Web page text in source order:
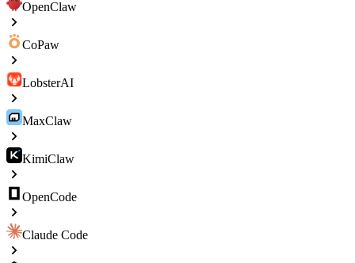
OpenClaw
CoPaw
LobsterAI
MaxClaw
KimiClaw
OpenCode
Claude Code